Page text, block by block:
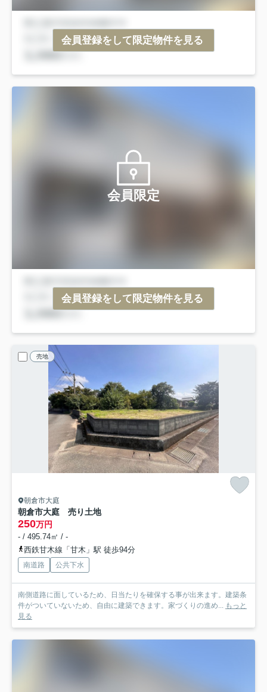
会員登録をして限定物件を見る
会員限定
会員登録をして限定物件を見る
売地
朝倉市大庭
朝倉市大庭 売り土地
250万円
- / 495.74㎡ / -
西鉄甘木線「甘木」駅 徒歩94分
南道路 公共下水
南側道路に面しているため、日当たりを確保する事が出来ます。建築条
件がついていないため、自由に建築できます。家づくりの進め... もっと
見る